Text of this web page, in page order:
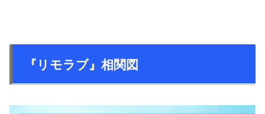
『リモラブ』相関図